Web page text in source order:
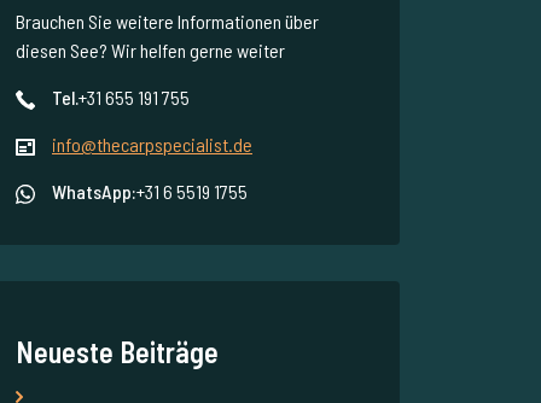
Brauchen Sie weitere Informationen über
diesen See? Wir helfen gerne weiter
Tel.+31 655 191 755
info@thecarpspecialist.de
WhatsApp:+31 6 5519 1755
Neueste Beiträge